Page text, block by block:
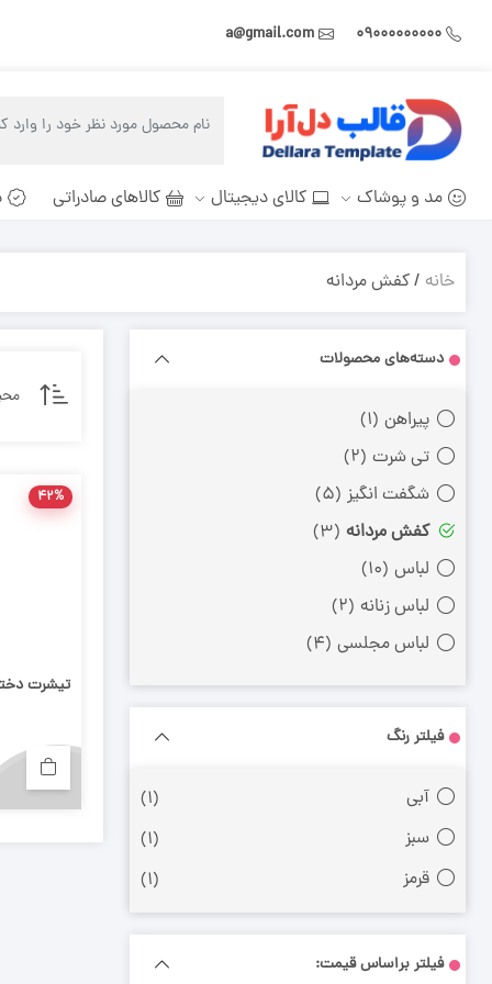
۰۹۰۰۰۰۰۰۰۰۰ a@gmail.com
مد و پوشاک کالای دیجیتال کالاهای صادراتی
خانه / کفش مردانه
دسته‌های محصولات
پیراهن (۱)
تی شرت (۲)
شگفت انگیز (۵)
کفش مردانه (۳)
لباس (۱۰)
لباس زنانه (۲)
لباس مجلسی (۴)
فیلتر رنگ
آبی
(۱)
سبز
(۱)
قرمز
(۱)
فیلتر براساس قیمت:
۴۲%
تیشرت